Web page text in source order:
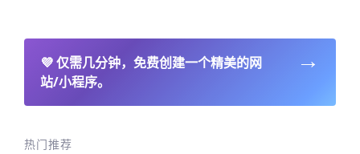
💜仅需几分钟，免费创建一个精美的网
站/小程序。
→
热门推荐